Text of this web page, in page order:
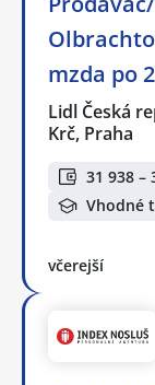
mzda po
Lidl Česká
Krč, Praha
31 938 –
Vhodné
včerejší